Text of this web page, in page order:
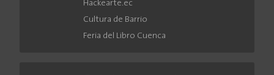
Hackearte.ec
Cultura de Barrio
Feria del Libro Cuenca